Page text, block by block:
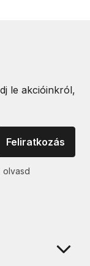
le akcióinkról,
Feliratkozás
olvasd